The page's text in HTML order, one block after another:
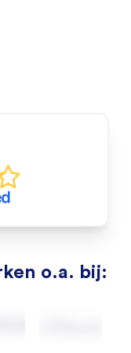
o.a. bij: